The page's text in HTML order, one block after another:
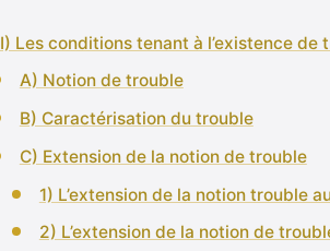
I) Les conditions tenant à l’existence de
A) Notion de trouble
B) Caractérisation du trouble
C) Extension de la notion de trouble
1) L’extension de la notion trouble
2) L’extension de la notion de